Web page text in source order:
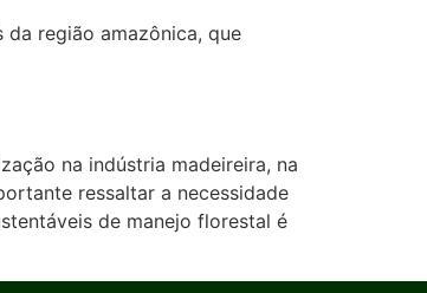
região amazônica, que
na indústria madeireira, na
ressaltar a necessidade
de manejo florestal é